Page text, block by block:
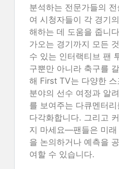
분석하는 전문가들의
여 시청자들이 각 경기
해하는 데 도움을 줍니
가오는 경기까지 모든
수 있는 인터랙티브 팬
구뿐만 아니라 축구를
해 First TV는 다양한
분야의 선수 여정과 알
를 보여주는 다큐멘터
다각화합니다. 그리고
지 마세요—팬들은 미래
을 논의하거나 예측을
여할 수 있습니다.